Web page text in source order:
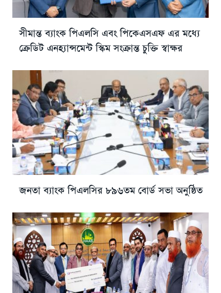
সীমান্ত ব্যাংক পিএলসি এবং পিকেএসএফ এর মধ্যে
ক্রেডিট এনহ্যান্সমেন্ট স্কিম সংক্রান্ত চুক্তি স্বাক্ষর
জনতা ব্যাংক পিএলসির ৮৯৬তম বোর্ড সভা অনুষ্ঠিত